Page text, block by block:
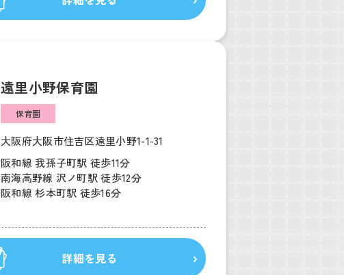
遠里小野保育園
保育園
大阪府大阪市住吉区遠里小野1-1-31
阪和線 我孫子町駅 徒歩11分
南海高野線 沢ノ町駅 徒歩12分
阪和線 杉本町駅 徒歩16分
詳細を見る